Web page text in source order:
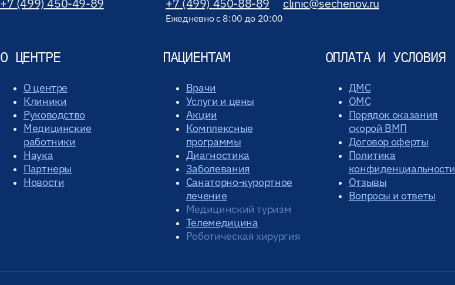
Ежедневно с 8:00 до 20:00
О ЦЕНТРЕ
О центре
Клиники
Руководство
Медицинские
работники
Наука
Партнеры
Новости
ПАЦИЕНТАМ
Врачи
Услуги и цены
Акции
Комплексные
программы
Диагностика
Заболевания
Санаторно-курортное
лечение
Медицинский туризм
Телемедицина
Роботическая хирургия
ОПЛАТА И УСЛОВИЯ
ДМС
ОМС
Порядок оказания
скорой ВМП
Договор оферты
Политика
конфиденциальности
Отзывы
Вопросы и ответы